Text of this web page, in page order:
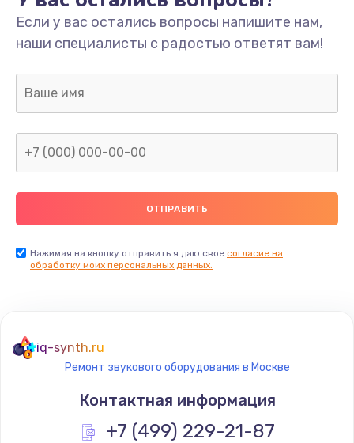
Если у вас остались вопросы напишите нам,
наши специалисты с радостью ответят вам!
Нажимая на кнопку отправить я даю свое согласие на
обработку моих персональных данных.
iq-synth.ru
Ремонт звукового оборудования в Москве
Контактная информация
+7 (499) 229-21-87